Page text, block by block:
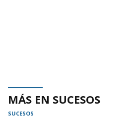
MÁS EN SUCESOS
SUCESOS